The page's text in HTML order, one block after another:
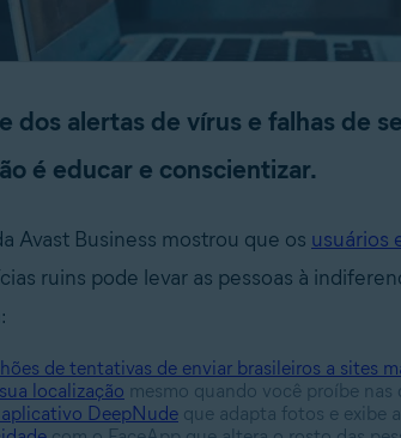
dos alertas de vírus e falhas de
é educar e conscientizar.
Avast Business mostrou que os usuários
ruins pode levar as pessoas à
de tentativas de enviar brasileiros a sites
localização mesmo quando você proíbe nas
DeepNude que adapta fotos e exibe